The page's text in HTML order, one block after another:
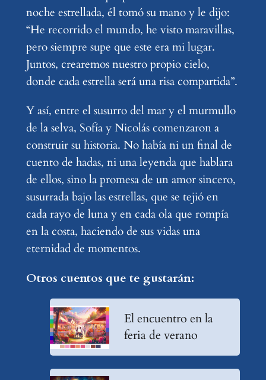
noche estrellada, él tomó su mano y le dijo:
“He recorrido el mundo, he visto maravillas,
pero siempre supe que este era mi lugar.
Juntos, crearemos nuestro propio cielo,
donde cada estrella será una risa compartida”.
Y así, entre el susurro del mar y el murmullo
de la selva, Sofía y Nicolás comenzaron a
construir su historia. No había ni un final de
cuento de hadas, ni una leyenda que hablara
de ellos, sino la promesa de un amor sincero,
susurrada bajo las estrellas, que se tejió en
cada rayo de luna y en cada ola que rompía
en la costa, haciendo de sus vidas una
eternidad de momentos.
Otros cuentos que te gustarán:
El encuentro en la
feria de verano